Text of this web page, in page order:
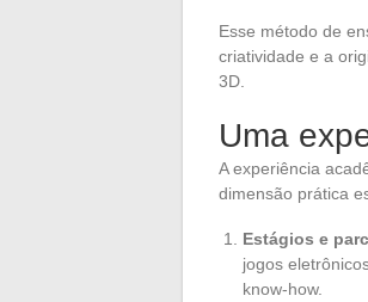
Esse método de
criatividade e a
3D.
Uma
A experiência
dimensão prática
Estágios e
jogos
know-how.